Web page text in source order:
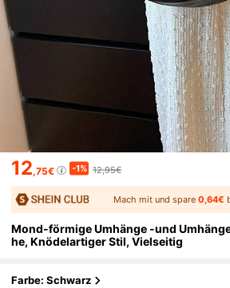
12,75€ -1% 12,95€
Mach mit und spare 0,64€
Mond-förmige Umhänge -und
he, Knödelartiger Stil, Vielseitig
Farbe: Schwarz